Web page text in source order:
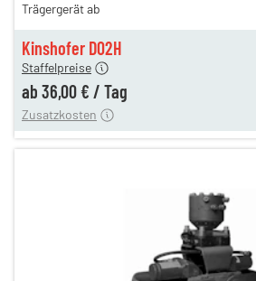
Kinshofer D02H
42,00 €
Staffelpreise
ab 36,00 € / Tag
12,00 €
Zusatzkosten
Trägergerät ab